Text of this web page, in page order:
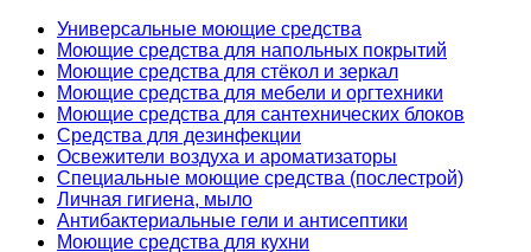
Универсальные моющие средства
Моющие средства для напольных покрытий
Моющие средства для стёкол и зеркал
Моющие средства для мебели и оргтехники
Моющие средства для сантехнических блоков
Средства для дезинфекции
Освежители воздуха и ароматизаторы
Специальные моющие средства (послестрой)
Личная гигиена, мыло
Антибактериальные гели и антисептики
Моющие средства для кухни